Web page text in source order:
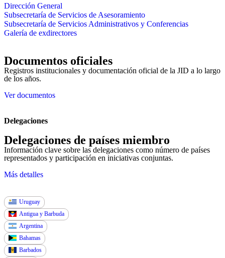
Dirección General
Subsecretaría de Servicios de Asesoramiento
Subsecretaría de Servicios Administrativos y Conferencias
Galería de exdirectores
Documentos oficiales
Registros institucionales y documentación oficial de la JID a lo largo
de los años.
Ver documentos
Delegaciones
Delegaciones de países miembro
Información clave sobre las delegaciones como número de países
representados y participación en iniciativas conjuntas.
Más detalles
Uruguay
Antigua y Barbuda
Argentina
Bahamas
Barbados